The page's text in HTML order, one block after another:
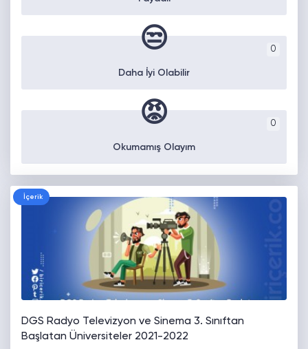
0
😒
Daha İyi Olabilir
0
😡
Okumamış Olayım
İçerik
DGS Radyo Televizyon ve Sinema 3. Sınıftan
Başlatan Üniversiteler 2021-2022